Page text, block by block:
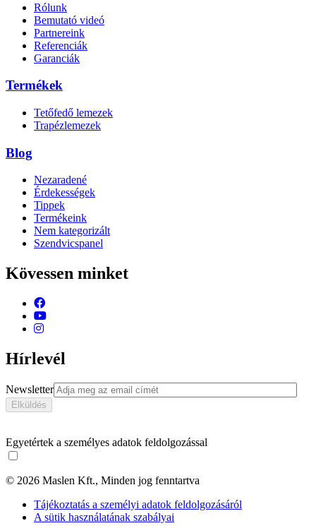
Rólunk
Bemutató videó
Partnereink
Referenciák
Garanciák
Termékek
Tetőfedő lemezek
Trapézlemezek
Blog
Nezaradené
Érdekességek
Tippek
Termékeink
Nem kategorizált
Szendvicspanel
Kövessen minket
Hírlevél
Newsletter
Egyetértek a személyes adatok feldolgozással
© 2026 Maslen Kft., Minden jog fenntartva
Tájékoztatás a személyi adatok feldolgozásáról
A sütik használatának szabályai